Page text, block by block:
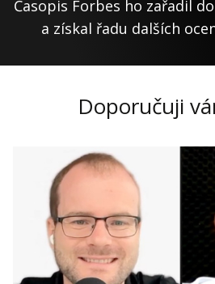
Časopis Forbes ho zařadil
a získal řadu dalších
Doporučuji